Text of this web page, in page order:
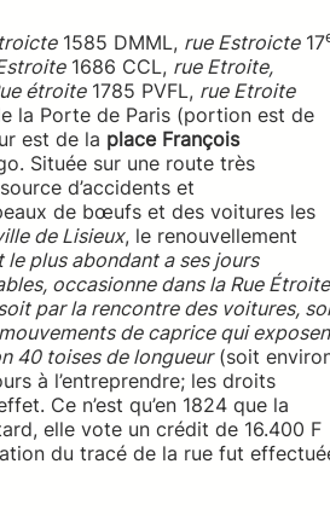
1585 DMML, rue Estroicte17
1686 CCL, rue Etroite,
étroite1785 PVFL, rue Etroite
la Porte de Paris (portion est de
est de la place François
Située sur une route très
d’accidents et
de bœufs et des voitures les
de Lisieux, le renouvellement
plus abondant a ses jours
occasionne dans la Rue Étroite
par la rencontre des voitures,
de caprice qui
40 toises de longueur(soit
à l’entreprendre; les droits
Ce n’est qu’en 1824 que la
elle vote un crédit de 16.400 F
du tracé de la rue fut